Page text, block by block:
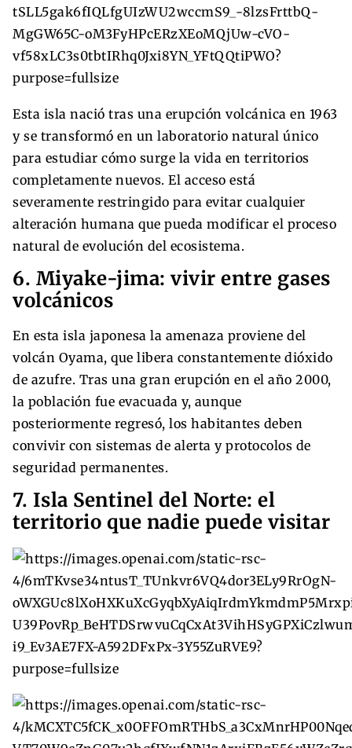
Esta isla nació tras una erupción volcánica en 1963
y se transformó en un laboratorio natural único
para estudiar cómo surge la vida en territorios
completamente nuevos. El acceso está
severamente restringido para evitar cualquier
alteración humana que pueda modificar el proceso
natural de evolución del ecosistema.
6. Miyake-jima: vivir entre gases
volcánicos
En esta isla japonesa la amenaza proviene del
volcán Oyama, que libera constantemente dióxido
de azufre. Tras una gran erupción en el año 2000,
la población fue evacuada y, aunque
posteriormente regresó, los habitantes deben
convivir con sistemas de alerta y protocolos de
seguridad permanentes.
7. Isla Sentinel del Norte: el
territorio que nadie puede visitar